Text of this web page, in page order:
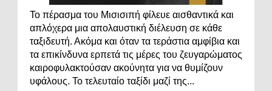
Το πέρασμα του Μισισιπή φίλευε αισθαντικά και
απλόχερα μια απολαυστική διέλευση σε κάθε
ταξιδευτή. Ακόμα και όταν τα τεράστια αμφίβια και
τα επικίνδυνα ερπετά τις μέρες του ζευγαρώματος
καιροφυλακτούσαν ακούνητα για να θυμίζουν
υφάλους. Το τελευταίο ταξίδι μαζί της...